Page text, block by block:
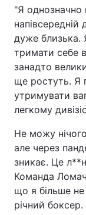
Контакти
Послуги
Тема
"Я однозначно
дуже близька.
тримати себе
занадто
ще ростуть. Я
утримувати
легкому
Не можу
але через
зникає. Це
Команда
що я більше
річний боксер.